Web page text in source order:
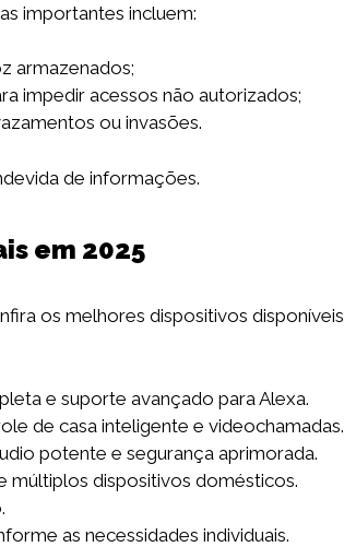
importantes incluem:
armazenados;
impedir acessos não autorizados;
ou invasões.
de informações.
em 2025
os melhores dispositivos disponíveis
e suporte avançado para Alexa.
de casa inteligente e videochamadas.
potente e segurança aprimorada.
múltiplos dispositivos domésticos.
as necessidades individuais.